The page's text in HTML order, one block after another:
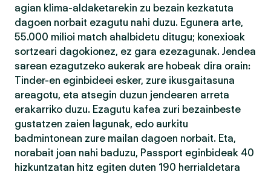
agian klima-aldaketarekin zu bezain kezkatuta
dagoen norbait ezagutu nahi duzu. Egunera arte,
55.000 milioi match ahalbidetu ditugu; konexioak
sortzeari dagokionez, ez gara ezezagunak. Jendea
sarean ezagutzeko aukerak are hobeak dira orain:
Tinder-en eginbideei esker, zure ikusgaitasuna
areagotu, eta atsegin duzun jendearen arreta
erakarriko duzu. Ezagutu kafea zuri bezainbeste
gustatzen zaien lagunak, edo aurkitu
badmintonean zure mailan dagoen norbait. Eta,
norabait joan nahi baduzu, Passport eginbideak 40
hizkuntzatan hitz egiten duten 190 herrialdetara